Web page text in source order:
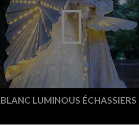
BLANC LUMINOUS ÉCHASSIERS